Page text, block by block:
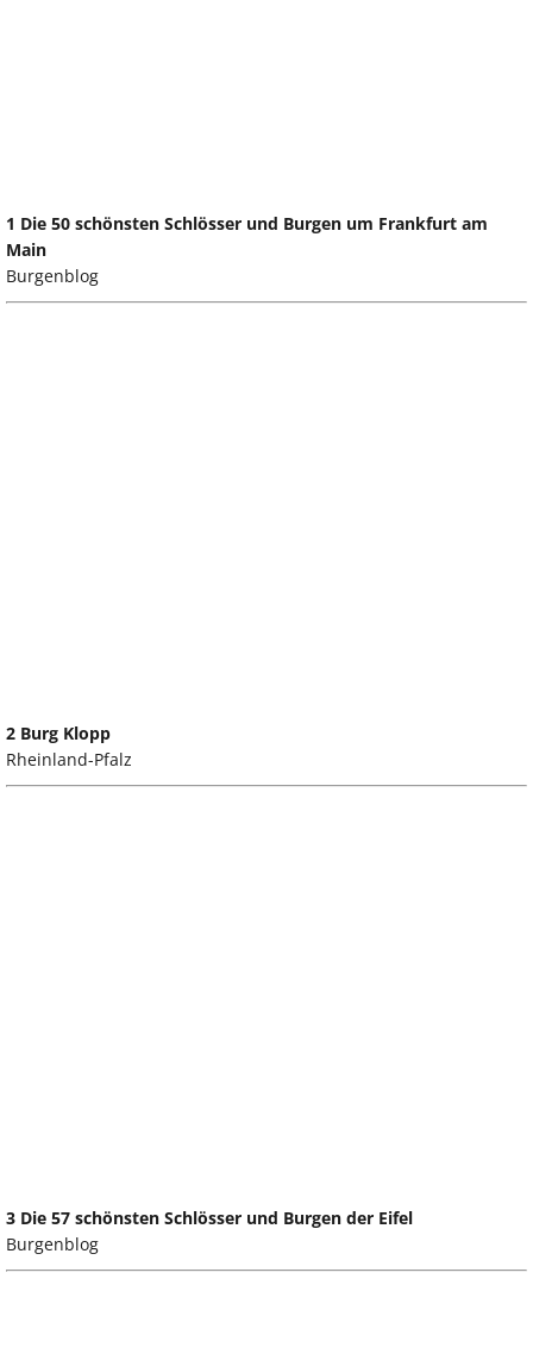
1 Die 50 schönsten Schlösser und Burgen um Frankfurt am
Main
Burgenblog
2 Burg Klopp
Rheinland-Pfalz
3 Die 57 schönsten Schlösser und Burgen der Eifel
Burgenblog